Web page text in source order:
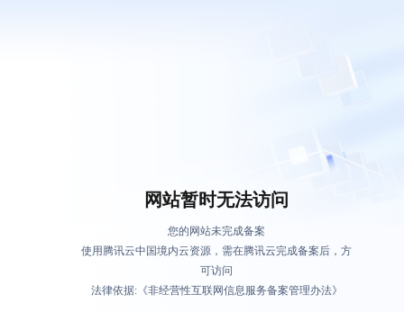
网站暂时无法访问
您的网站未完成备案
使用腾讯云中国境内云资源，需在腾讯云完成备案后，方
可访问
法律依据:《非经营性互联网信息服务备案管理办法》